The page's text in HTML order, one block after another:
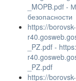
_MOPB.pdf -
безопасности
https://borovsk-
_PZ.pdf -
_PZ.pdf
https://borovsk-